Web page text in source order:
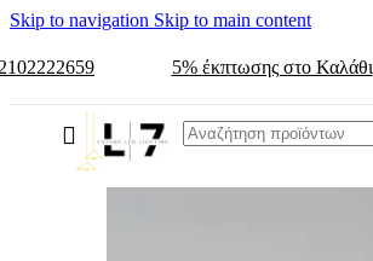
Skip to navigation Skip to main content
5% έκπτωσης στο Καλάθι